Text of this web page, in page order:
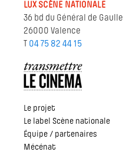
LUX SCÈNE NATIONALE
36 bd du Général de Gaulle
26000 Valence
T 04 75 82 44 15
Le projet
Le label Scène nationale
Équipe / partenaires
Mécénat